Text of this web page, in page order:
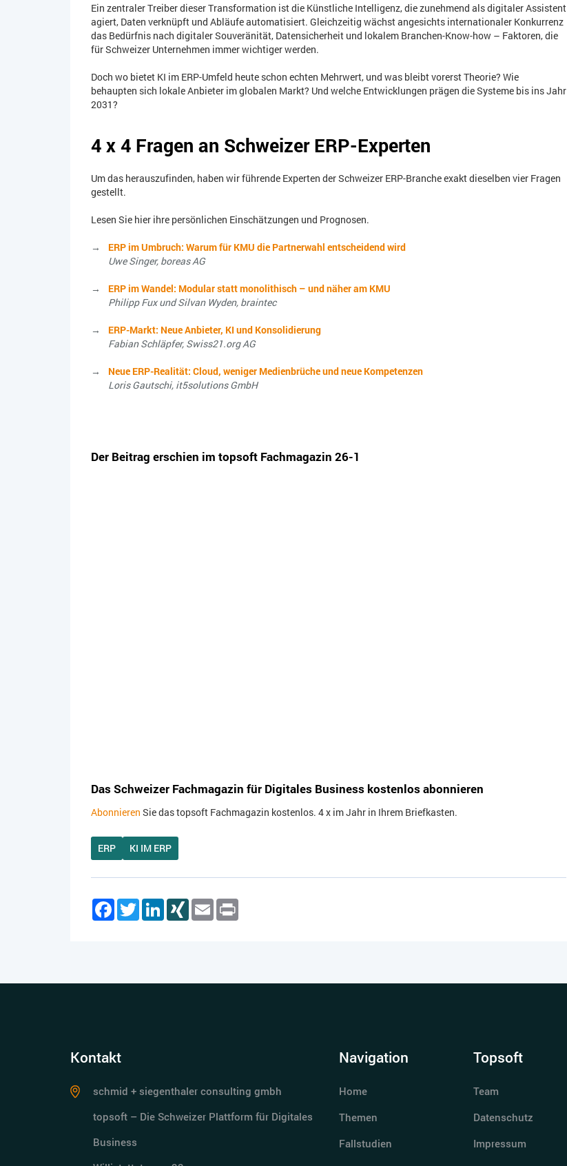
Ein zentraler Treiber dieser Transformation ist die Künstliche Intelligenz, die zunehmend als digitaler Assistent
agiert, Daten verknüpft und Abläufe automatisiert. Gleichzeitig wächst angesichts internationaler Konkurrenz
das Bedürfnis nach digitaler Souveränität, Datensicherheit und lokalem Branchen-Know-how – Faktoren, die
für Schweizer Unternehmen immer wichtiger werden.
Doch wo bietet KI im ERP-Umfeld heute schon echten Mehrwert, und was bleibt vorerst Theorie? Wie
behaupten sich lokale Anbieter im globalen Markt? Und welche Entwicklungen prägen die Systeme bis ins Jahr
2031?
4 x 4 Fragen an Schweizer ERP-Experten
Um das herauszufinden, haben wir führende Experten der Schweizer ERP-Branche exakt dieselben vier Fragen
gestellt.
Lesen Sie hier ihre persönlichen Einschätzungen und Prognosen.
ERP im Umbruch: Warum für KMU die Partnerwahl entscheidend wird
Uwe Singer, boreas AG
ERP im Wandel: Modular statt monolithisch – und näher am KMU
Philipp Fux und Silvan Wyden, braintec
ERP-Markt: Neue Anbieter, KI und Konsolidierung
Fabian Schläpfer, Swiss21.org AG
Neue ERP-Realität: Cloud, weniger Medienbrüche und neue Kompetenzen
Loris Gautschi, it5solutions GmbH
Der Beitrag erschien im topsoft Fachmagazin 26-1
Das Schweizer Fachmagazin für Digitales Business kostenlos abonnieren
Abonnieren Sie das topsoft Fachmagazin kostenlos. 4 x im Jahr in Ihrem Briefkasten.
ERP KI IM ERP
FacebookTwitterLinkedInXING Email
Kontakt
schmid + siegenthaler consulting gmbh
topsoft – Die Schweizer Plattform für Digitales
Business
Navigation
Home
Themen
Fallstudien
Topsoft
Team
Datenschutz
Impressum